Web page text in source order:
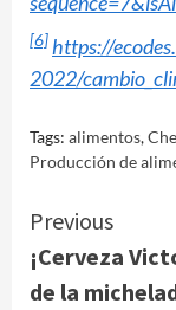
[6] https://
2022/
Tags: alimentos,
Producción de
Continue
Reading
Previous
¡Cerveza
de la